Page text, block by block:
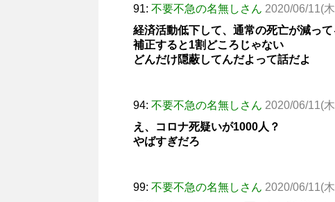
91: 不要不急の名無しさん 2020/06/11(
経済活動低下して、通常の死亡が減っ
補正すると1割どころじゃない
どんだけ隠蔽してんだよって話だよ
94: 不要不急の名無しさん 2020/06/11(
え、コロナ死疑いが1000人？
やばすぎだろ
99: 不要不急の名無しさん 2020/06/11(